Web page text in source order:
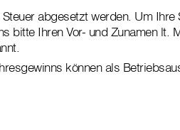
abgesetzt werden. Um Ihre
bitte Ihren Vor- und Zunamen lt.
können als